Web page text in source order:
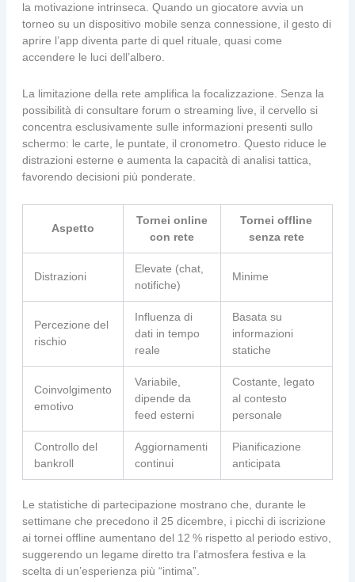
la motivazione intrinseca. Quando un giocatore avvia un
torneo su un dispositivo mobile senza connessione, il gesto di
aprire l’app diventa parte di quel rituale, quasi come
accendere le luci dell’albero.
La limitazione della rete amplifica la focalizzazione. Senza la
possibilità di consultare forum o streaming live, il cervello si
concentra esclusivamente sulle informazioni presenti sullo
schermo: le carte, le puntate, il cronometro. Questo riduce le
distrazioni esterne e aumenta la capacità di analisi tattica,
favorendo decisioni più ponderate.
Aspetto
Tornei online
con rete
Tornei offline
senza rete
Distrazioni
Elevate (chat,
notifiche)
Minime
Percezione del
rischio
Influenza di
dati in tempo
reale
Basata su
informazioni
statiche
Coinvolgimento
emotivo
Variabile,
dipende da
feed esterni
Costante, legato
al contesto
personale
Controllo del
bankroll
Aggiornamenti
continui
Pianificazione
anticipata
Le statistiche di partecipazione mostrano che, durante le
settimane che precedono il 25 dicembre, i picchi di iscrizione
ai tornei offline aumentano del 12 % rispetto al periodo estivo,
suggerendo un legame diretto tra l’atmosfera festiva e la
scelta di un’esperienza più “intima”.